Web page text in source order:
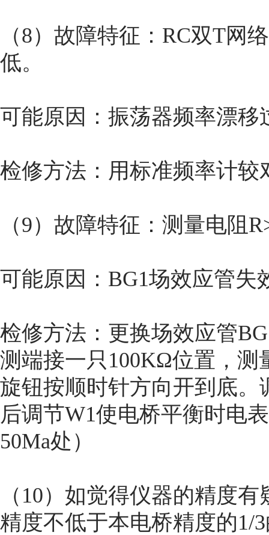
（8）故障特征：RC双T网
低。
可能原因：振荡器频率漂移
检修方法：用标准频率计较
（9）故障特征：测量电阻
可能原因：BG1场效应管失
检修方法：更换场效应管
测端接一只100KΩ位置，测
旋钮按顺时针方向开到底。
后调节W1使电桥平衡时电
50Μa处）
（10）如觉得仪器的精度
精度不低于本电桥精度的1/